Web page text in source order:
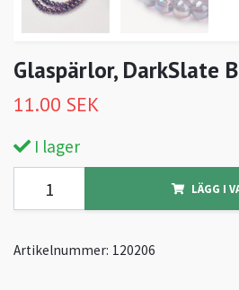
Glaspärlor, DarkSlate
11.00 SEK
I lager
LÄGG I
Artikelnummer: 120206